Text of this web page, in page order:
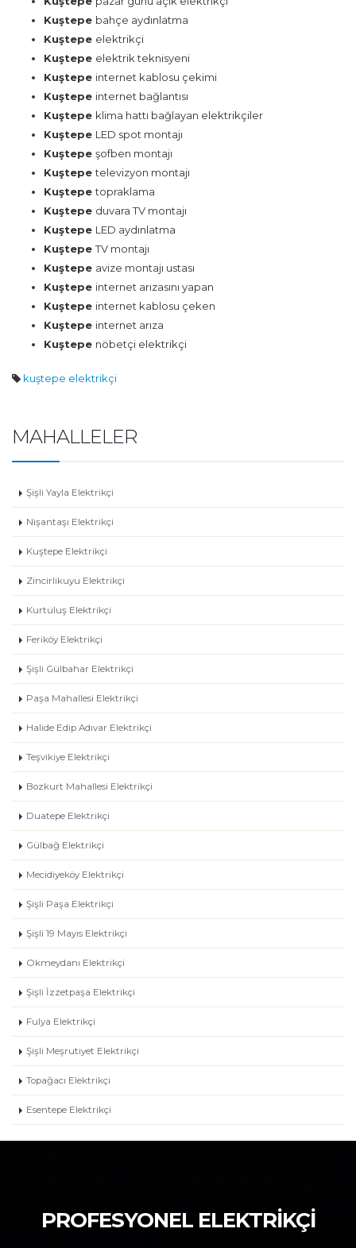
Kuştepe bahçe aydınlatma
Kuştepe elektrikçi
Kuştepe elektrik teknisyeni
Kuştepe internet kablosu çekimi
Kuştepe internet bağlantısı
Kuştepe klima hattı bağlayan elektrikçiler
Kuştepe LED spot montajı
Kuştepe şofben montajı
Kuştepetelevizyon montajı
Kuştepetopraklama
Kuştepe duvara TV montajı
Kuştepe LED aydınlatma
KuştepeTV montajı
Kuştepe avize montajı ustası
Kuştepe internet arızasını yapan
Kuştepe internet kablosu çeken
Kuştepe internet arıza
Kuştepe nöbetçi elektrikçi
kuştepe elektrikçi
MAHALLELER
Şişli Yayla Elektrikçi
Nişantaşı Elektrikçi
Kuştepe Elektrikçi
Zincirlikuyu Elektrikçi
Kurtuluş Elektrikçi
Feriköy Elektrikçi
Şişli Gülbahar Elektrikçi
Paşa Mahallesi Elektrikçi
Halide Edip Adıvar Elektrikçi
Teşvikiye Elektrikçi
Bozkurt Mahallesi Elektrikçi
Duatepe Elektrikçi
Gülbağ Elektrikçi
Mecidiyeköy Elektrikçi
Şişli Paşa Elektrikçi
Şişli 19 Mayıs Elektrikçi
Okmeydanı Elektrikçi
Şişli İzzetpaşa Elektrikçi
Fulya Elektrikçi
Şişli Meşrutiyet Elektrikçi
Topağacı Elektrikçi
Esentepe Elektrikçi
PROFESYONEL ELEKTRİKÇİ